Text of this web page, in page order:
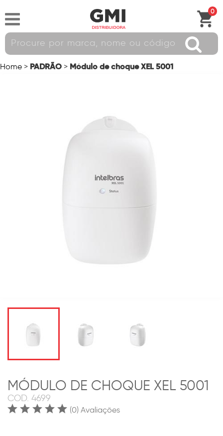
0
Home > PADRÃO > Módulo de choque XEL 5001
MÓDULO DE CHOQUE XEL 5001
COD. 4699
(0) Avaliações